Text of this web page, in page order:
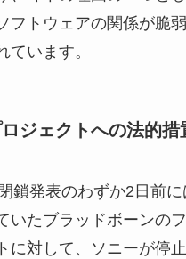
フトウェアの関係が脆
ています。
ジェクトへの法的措
鎖発表のわずか2日前
いたブラッドボーンの
に対して、ソニーが停